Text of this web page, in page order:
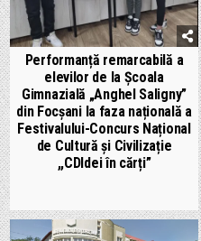
Performanță remarcabilă a
elevilor de la Școala
Gimnazială „Anghel Saligny”
din Focșani la faza națională a
Festivalului-Concurs Național
de Cultură și Civilizație
,,CDIdei în cărți”